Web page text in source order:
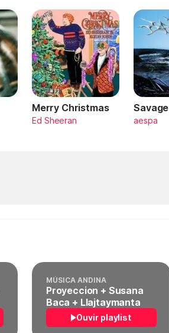
Merry Christmas
Ed Sheeran
Savage
aespa
MÚSICA ANDINA
Proyeccion + Susana
Baca + Llajtaymanta
Ouvir playlist